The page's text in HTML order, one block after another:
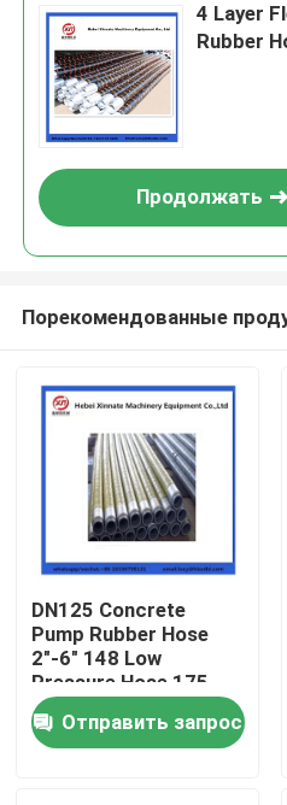
Главная страница
Продукция
4 Layer
Rubber
Продолжать
Порекомендованные
DN125 Concrete
Pump Rubber Hose
2"-6" 148 Low
Pressure Hose 175
High Pressure Hose
Отправить запрос